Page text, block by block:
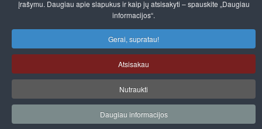
Įmonės kodas 300520961
A.s. LT357300010095156911
Duomenys kaupiami ir saugomi Juridinių asmenų
registre
įrašymu. Daugiau apie slapukus ir kaip jų atsisakyti – spauskite „Daugiau
informacijos“.
Gerai, supratau!
Atsisakau
Nutraukti
Daugiau informacijos